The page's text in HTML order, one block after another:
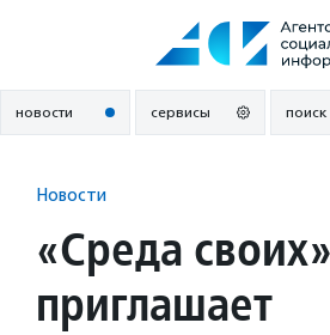
новости сервисы поиск
Новости
«Среда своих»
приглашает